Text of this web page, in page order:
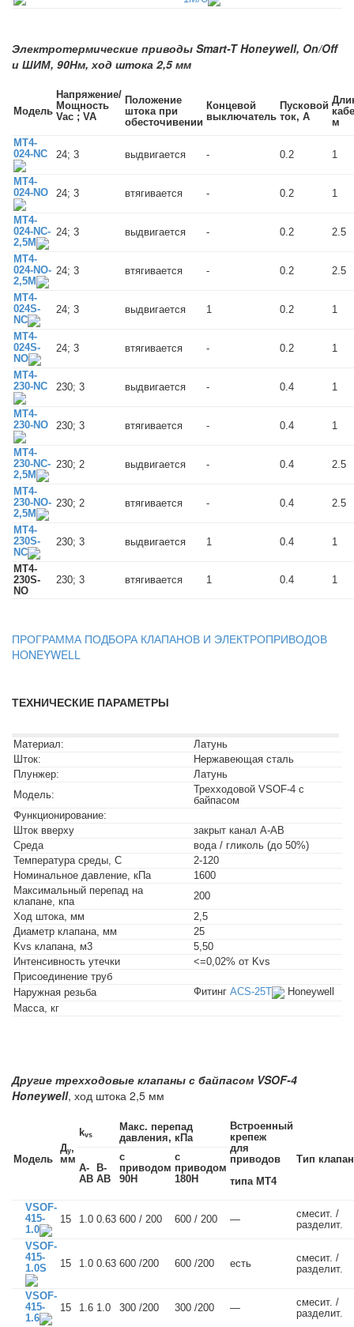
Электротермические приводы Smart-T Honeywell, On/Off
и ШИМ, 90Нм, ход штока 2,5 мм
Модель
Напряжение/
Мощность
Vac ; VA
Положение
штока при
обесточивении
Концевой
выключатель
Пусковой
ток, А
м
MT4-
024-NC
24; 3 выдвигается - 0.2 1
MT4-
024-NO
24; 3 втягивается - 0.2 1
MT4-
024-NC-
2,5M
24; 3 выдвигается - 0.2 2.5
MT4-
024-NO-
2,5M
24; 3 втягивается - 0.2 2.5
MT4-
024S-
NC
24; 3 выдвигается 1 0.2 1
MT4-
024S-
NO
24; 3 втягивается - 0.2 1
MT4-
230-NC
230; 3 выдвигается - 0.4 1
MT4-
230-NO
230; 3 втягивается - 0.4 1
MT4-
230-NC-
2,5M
230; 2 выдвигается - 0.4 2.5
MT4-
230-NO-
2,5M
230; 2 втягивается - 0.4 2.5
MT4-
230S-
NC
230; 3 выдвигается 1 0.4 1
MT4-
230S-
NO
230; 3 втягивается 1 0.4 1
ПРОГРАММА ПОДБОРА КЛАПАНОВ И ЭЛЕКТРОПРИВОДОВ
HONEYWELL
ТЕХНИЧЕСКИЕ ПАРАМЕТРЫ
Материал:
Латунь
Шток:
Нержавеющая сталь
Плунжер:
Латунь
Модель:
Трехходовой VSOF-4 с
байпасом
Функционирование:
Шток вверху
закрыт канал А-АВ
Среда
вода / гликоль (до 50%)
Температура среды, C
2-120
Номинальное давление, кПа
1600
Максимальный перепад на
клапане, кпа
200
Ход штока, мм
2,5
Диаметр клапана, мм
25
Kvs клапана, м3
5,50
Интенсивность утечки
<=0,02% от Kvs
Присоединение труб
Наружная резьба
Фитинг ACS-25T
Honeywell
Масса, кг
Другие трехходовые клапаны с байпасом VSOF-4
Honeywell, ход штока 2,5 мм
Модель
Ду,
мм
kvs
Макс. перепад
давления, кПа
Встроенный
крепеж
для
приводов
типа MT4
Тип
A-
AB
B-
AB
с
приводом
90Н
с
приводом
180Н
VSOF-
415-
1.0
15 1.0 0.63 600 / 200 600 / 200 —
смесит. /
разделит.
VSOF-
415-
1.0S
15 1.0 0.63 600 /200 600 /200 есть
смесит. /
разделит.
VSOF-
415-
1.6
15 1.6 1.0 300 /200 300 /200 —
смесит. /
разделит.